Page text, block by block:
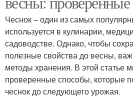
Чеснок – один из самых
используется в кулинарии,
садоводстве. Однако, чтобы
полезные свойства до весны,
методы хранения. В этой статье
проверенные способы, которые
чеснок до следующего урожая.